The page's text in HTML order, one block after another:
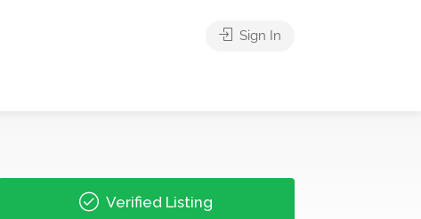
Sign In
Verified Listing